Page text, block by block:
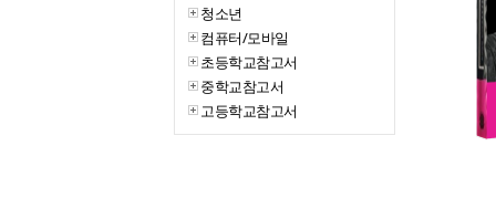
청소년
컴퓨터/모바일
초등학교참고서
중학교참고서
고등학교참고서